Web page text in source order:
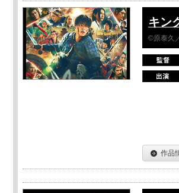
キン
©原泰久
作品